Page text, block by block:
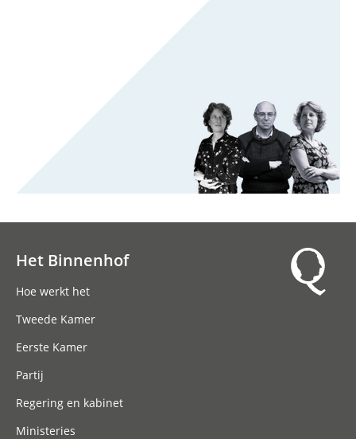
Het Binnenhof
Hoe werkt het
Tweede Kamer
Eerste Kamer
Partij
Regering en kabinet
Ministeries